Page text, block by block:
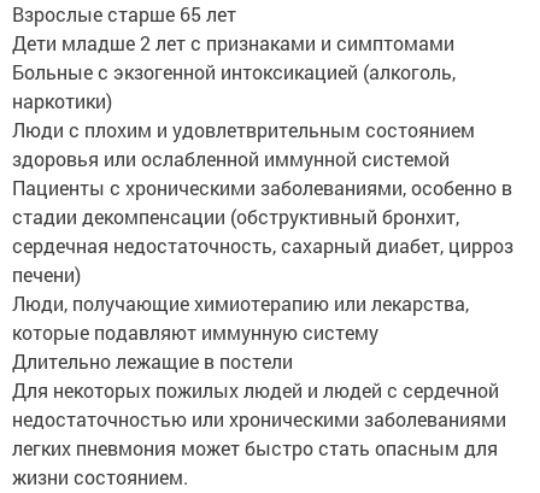
Взрослые старше 65 лет
Дети младше 2 лет с признаками и симптомами
Больные с экзогенной интоксикацией (алкоголь,
наркотики)
Люди с плохим и удовлетврительным состоянием
здоровья или ослабленной иммунной системой
Пациенты с хроническими заболеваниями, особенно в
стадии декомпенсации (обструктивный бронхит,
сердечная недостаточность, сахарный диабет, цирроз
печени)
Люди, получающие химиотерапию или лекарства,
которые подавляют иммунную систему
Длительно лежащие в постели
Для некоторых пожилых людей и людей с сердечной
недостаточностью или хроническими заболеваниями
легких пневмония может быстро стать опасным для
жизни состоянием.